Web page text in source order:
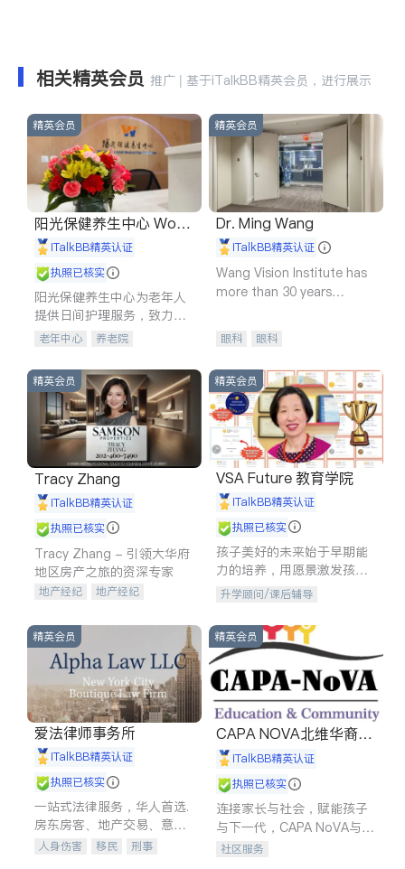
相关精英会员 推广 | 基于iTalkBB精英会员，进行展示
精英会员
阳光保健养生中心 World
shine
iTalkBB精英认证
执照已核实
阳光保健养生中心为老年人
提供日间护理服务，致力于
通过持续的护理创新来有效
老年中心 养老院
精英会员
Dr. Ming Wang
iTalkBB精英认证
Wang Vision Institute has
more than 30 years
眼科 眼科
精英会员
Tracy Zhang
iTalkBB精英认证
执照已核实
Tracy Zhang - 引领大华府
地区房产之旅的资深专家
地产经纪
地产经纪
商铺租售
精英会员
VSA Future 教育学院
iTalkBB精英认证
执照已核实
孩子美好的未来始于早期能
力的培养，用愿景激发孩子
的学习潜力和动力。理念：
拥有成长型心态是成功的基
石。
升学顾问/课后辅导
精英会员
爱法律师事务所
iTalkBB精英认证
执照已核实
一站式法律服务，华人首选.
房东房客、地产交易、意外
伤害、车祸重伤、商业诉
人身伤害 移民
刑事
精英会员
CAPA NOVA北维华裔家
长会iTalkBB精英认证
执照已核实
连接家长与社会，赋能孩子
与下一代，CAPA NoVA与您
携手建设包容、公平、充满
社区服务